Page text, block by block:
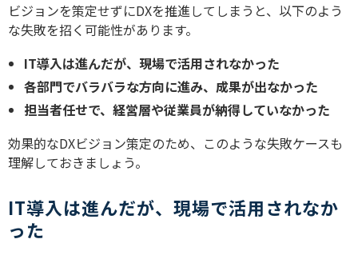
ビジョンを策定せずにDXを推進してしまうと、以下のよう
な失敗を招く可能性があります。
IT導入は進んだが、現場で活用されなかった
各部門でバラバラな方向に進み、成果が出なかった
担当者任せで、経営層や従業員が納得していなかった
効果的なDXビジョン策定のため、このような失敗ケースも
理解しておきましょう。
IT導入は進んだが、現場で活用されなか
った